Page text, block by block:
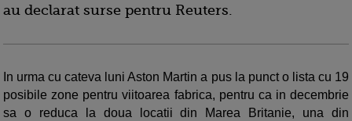
au declarat surse pentru Reuters.
In urma cu cateva luni Aston Martin a pus la punct o lista cu 19
posibile zone pentru viitoarea fabrica, pentru ca in decembrie
sa o reduca la doua locatii din Marea Britanie, una din